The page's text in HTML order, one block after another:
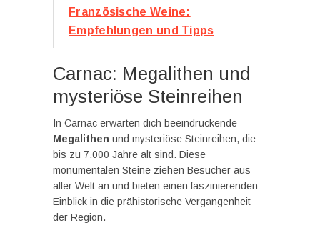
Französische Weine:
Empfehlungen und Tipps
Carnac: Megalithen und
mysteriöse Steinreihen
In Carnac erwarten dich beeindruckende
Megalithen und mysteriöse Steinreihen, die
bis zu 7.000 Jahre alt sind. Diese
monumentalen Steine ziehen Besucher aus
aller Welt an und bieten einen faszinierenden
Einblick in die prähistorische Vergangenheit
der Region.